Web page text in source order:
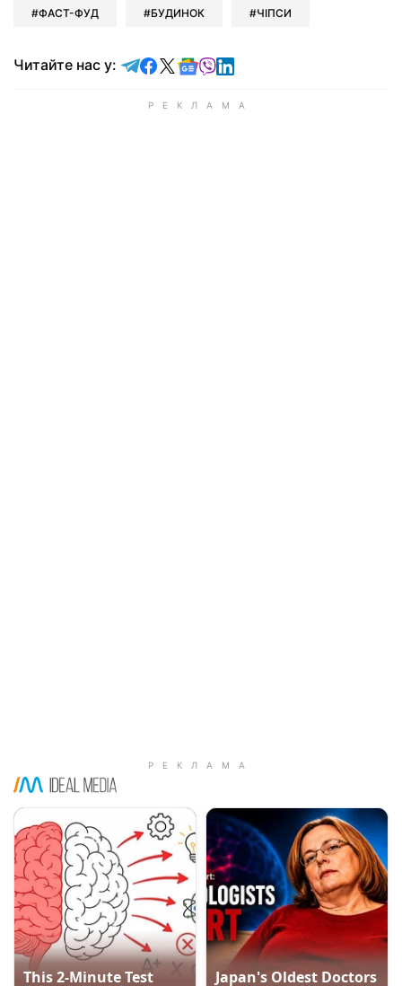
ФАСТ-ФУД БУДИНОК ЧІПСИ
Читайте нас у: Читайте у Telegram
Читайте у Facebook
Читайте у X
Читайте у Google news
Читайте у Viber
Читайте у LinkedIn